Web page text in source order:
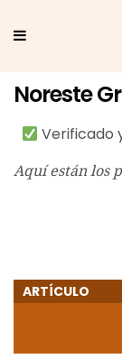
Noreste
Verificado
Aquí están los
ARTÍCULO